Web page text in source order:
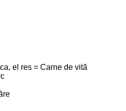
el res = Carne de vitã